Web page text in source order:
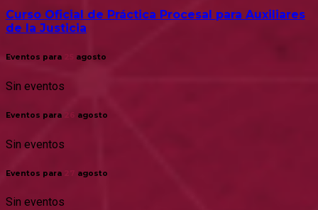
Curso Oficial de Práctica Procesal para Auxiliares
de la Justicia
Eventos para agosto
Sin eventos
Eventos para 26 agosto
Sin eventos
Eventos para agosto
Sin eventos